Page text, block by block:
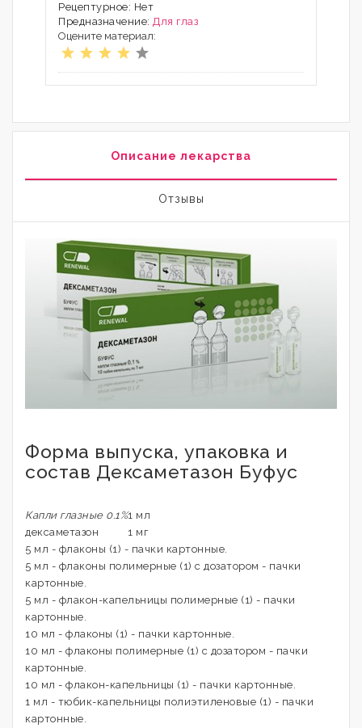
Рецептурное: Нет
Предназначение: Для глаз
Оцените материал:
Описание лекарства
Отзывы
Форма выпуска, упаковка и
состав Дексаметазон Буфус
Капли глазные 0.1%1 мл
дексаметазон
1 мг
5 мл - флаконы (1) - пачки картонные.
5 мл - флаконы полимерные (1) с дозатором - пачки
картонные.
5 мл - флакон-капельницы полимерные (1) - пачки
картонные.
10 мл - флаконы (1) - пачки картонные.
10 мл - флаконы полимерные (1) с дозатором - пачки
картонные.
10 мл - флакон-капельницы (1) - пачки картонные.
1 мл - тюбик-капельницы полиэтиленовые (1) - пачки
картонные.